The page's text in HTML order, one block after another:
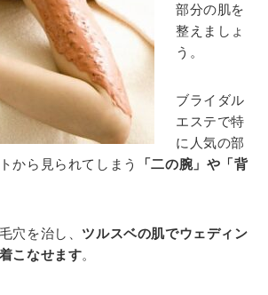
部分の肌を
整えましょ
う。
ブライダル
エステで特
に人気の部
から見られてしまう
「二の腕」や「背
穴を治し、 ツルスベの肌でウェディン
こなせます。